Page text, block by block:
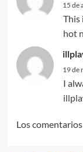
15 de
This
hot
19 de
I
Los